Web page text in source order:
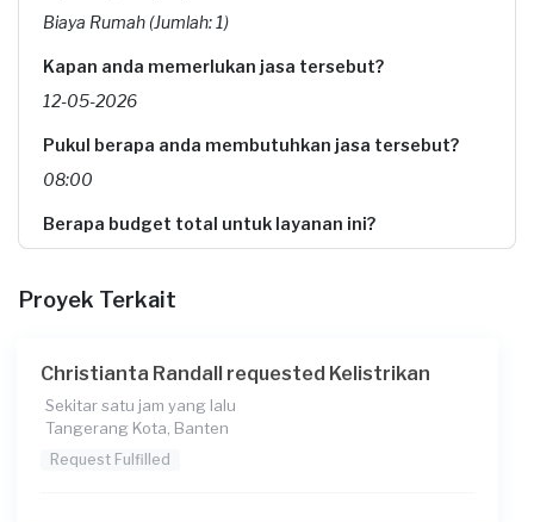
Biaya Rumah (Jumlah: 1)
Kapan anda memerlukan jasa tersebut?
12-05-2026
Pukul berapa anda membutuhkan jasa tersebut?
08:00
Berapa budget total untuk layanan ini?
Catatan
Proyek Terkait
Christianta Randall requested Kelistrikan
Sekitar satu jam yang lalu
Tangerang Kota, Banten
Request Fulfilled